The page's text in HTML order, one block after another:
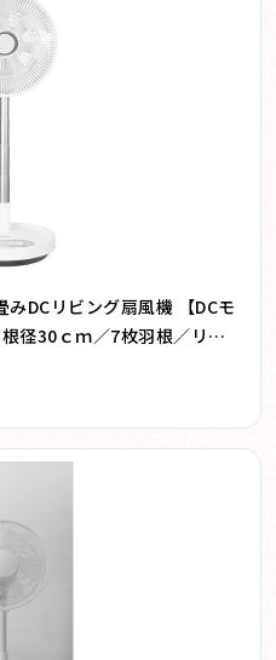
DCリビング扇風機 【DCモ
径30ｃｍ／7枚羽根／リモ